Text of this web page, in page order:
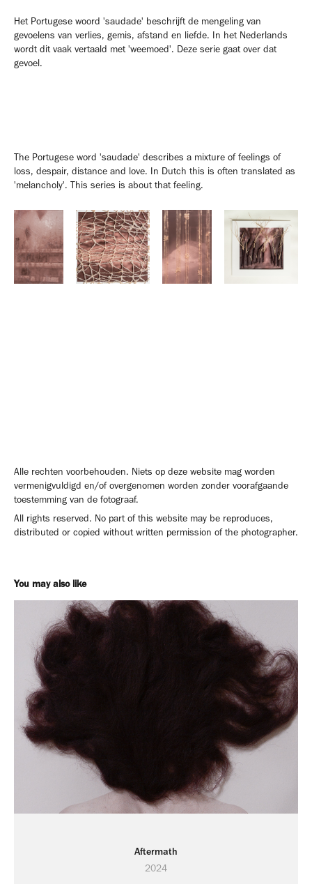
Het Portugese woord 'saudade' beschrijft de mengeling van
gevoelens van verlies, gemis, afstand en liefde. In het Nederlands
wordt dit vaak vertaald met 'weemoed'. Deze serie gaat over dat
gevoel.
The Portugese word 'saudade' describes a mixture of feelings of
loss, despair, distance and love. In Dutch this is often translated as
'melancholy'. This series is about that feeling.
Alle rechten voorbehouden. Niets op deze website mag worden
vermenigvuldigd en/of overgenomen worden zonder voorafgaande
toestemming van de fotograaf.
All rights reserved. No part of this website may be reproduces,
distributed or copied without written permission of the photographer.
You may also like
Aftermath
2024